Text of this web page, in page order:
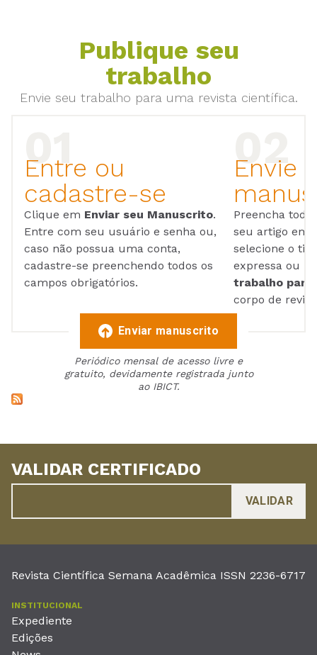
Publique seu
trabalho
Envie seu trabalho para uma revista científica.
Entre ou
cadastre-se
Clique em Enviar seu Manuscrito.
Entre com seu usuário e senha ou,
caso não possua uma conta,
cadastre-se preenchendo todos os
campos obrigatórios.
Envie
Preencha
seu artigo em
selecione o
expressa ou
trabalho para
corpo de
Enviar manuscrito
Periódico mensal de acesso livre e
gratuito, devidamente registrada junto
ao IBICT.
VALIDAR CERTIFICADO
Revista Científica Semana Acadêmica ISSN 2236-6717
INSTITUCIONAL
Expediente
Edições